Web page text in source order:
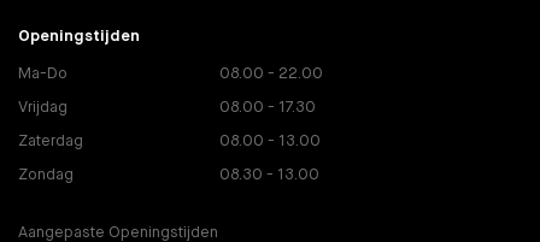
Openingstijden
Ma-Do 08.00 - 22.00
Vrijdag 08.00 - 17.30
Zaterdag 08.00 - 13.00
Zondag 08.30 - 13.00
Aangepaste Openingstijden